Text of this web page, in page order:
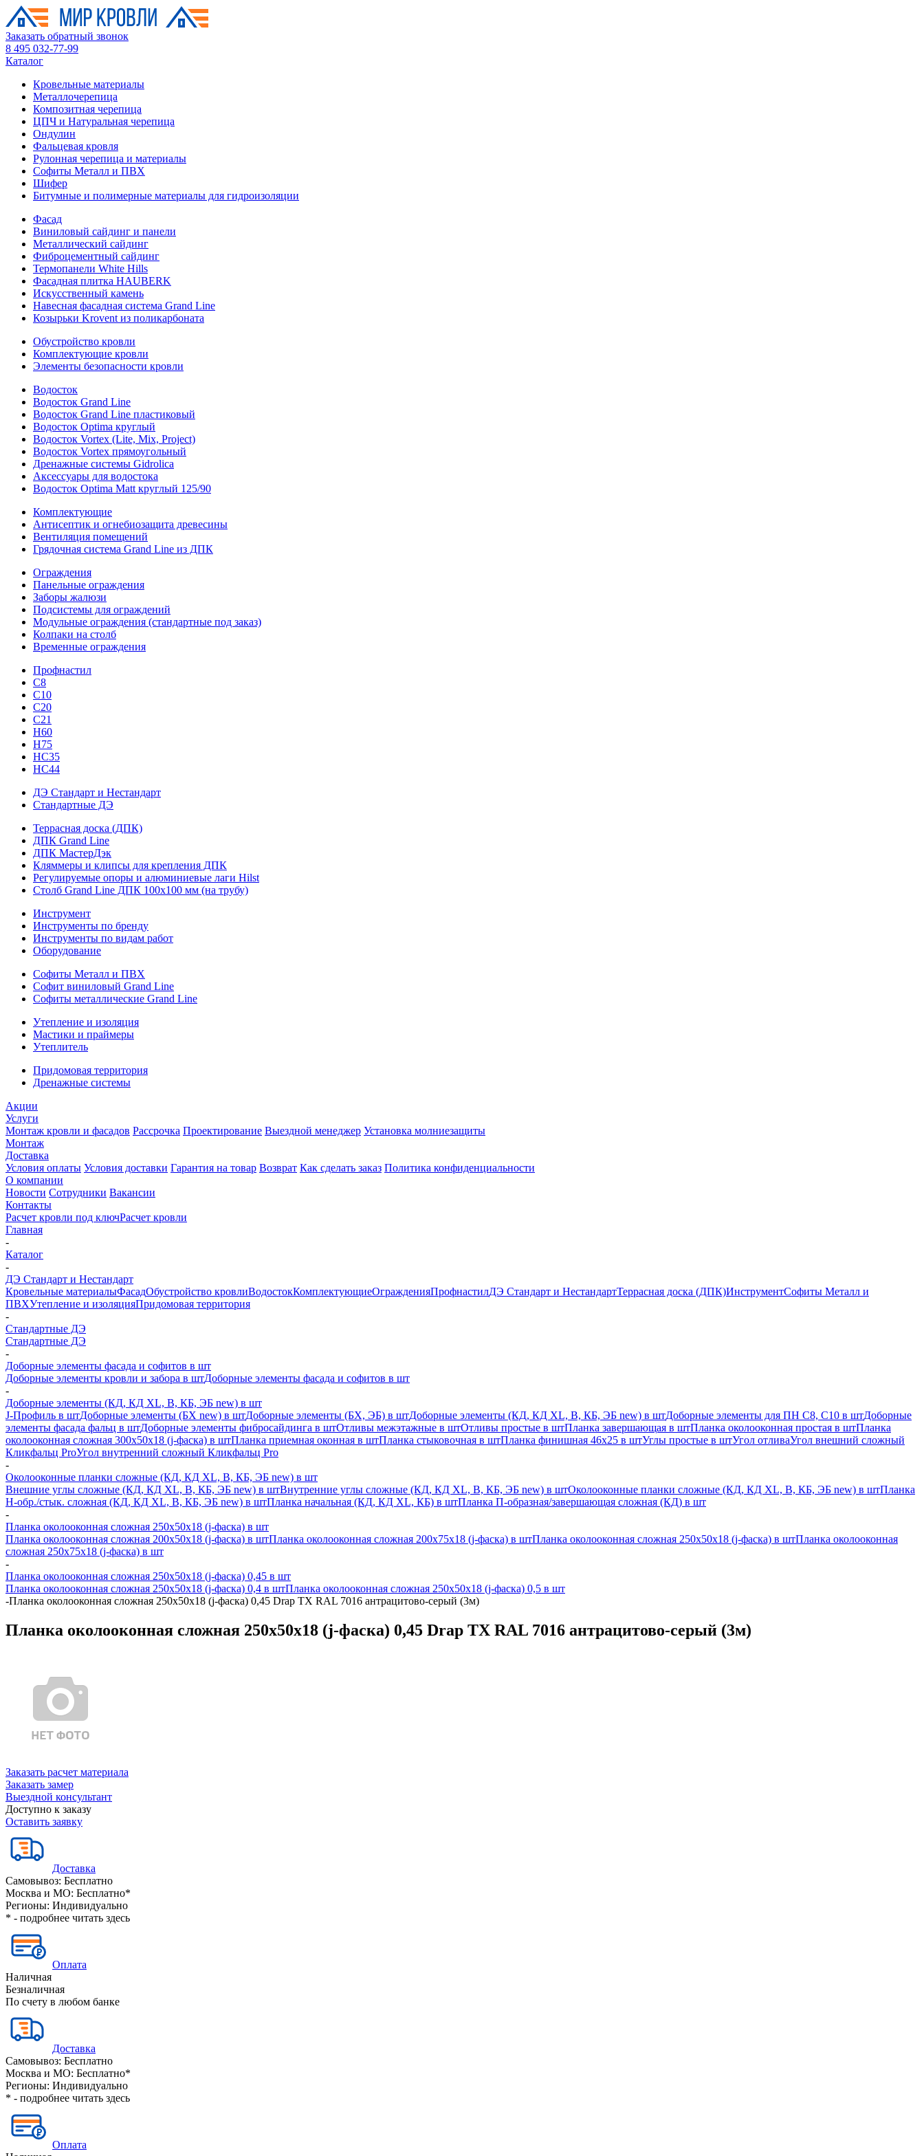
Заказать обратный звонок
8 495 032-77-99
Каталог
Кровельные материалы
Металлочерепица
Композитная черепица
ЦПЧ и Натуральная черепица
Ондулин
Фальцевая кровля
Рулонная черепица и материалы
Софиты Металл и ПВХ
Шифер
Битумные и полимерные материалы для гидроизоляции
Фасад
Виниловый сайдинг и панели
Металлический сайдинг
Фиброцементный сайдинг
Термопанели White Hills
Фасадная плитка HAUBERK
Искусственный камень
Навесная фасадная система Grand Line
Козырьки Krovent из поликарбоната
Обустройство кровли
Комплектующие кровли
Элементы безопасности кровли
Водосток
Водосток Grand Line
Водосток Grand Line пластиковый
Водосток Optima круглый
Водосток Vortex (Lite, Mix, Project)
Водосток Vortex прямоугольный
Дренажные системы Gidrolica
Аксессуары для водостока
Водосток Optima Matt круглый 125/90
Комплектующие
Антисептик и огнебиозащита древесины
Вентиляция помещений
Грядочная система Grand Line из ДПК
Ограждения
Панельные ограждения
Заборы жалюзи
Подсистемы для ограждений
Модульные ограждения (стандартные под заказ)
Колпаки на столб
Временные ограждения
Профнастил
С8
С10
С20
С21
H60
H75
HС35
НС44
ДЭ Стандарт и Нестандарт
Стандартные ДЭ
Террасная доска (ДПК)
ДПК Grand Line
ДПК МастерДэк
Кляммеры и клипсы для крепления ДПК
Регулируемые опоры и алюминиевые лаги Hilst
Столб Grand Line ДПК 100х100 мм (на трубу)
Инструмент
Инструменты по бренду
Инструменты по видам работ
Оборудование
Софиты Металл и ПВХ
Софит виниловый Grand Line
Софиты металлические Grand Line
Утепление и изоляция
Мастики и праймеры
Утеплитель
Придомовая территория
Дренажные системы
Акции
Услуги
Монтаж кровли и фасадов Рассрочка Проектирование Выездной менеджер Установка молниезащиты
Монтаж
Доставка
Условия оплаты Условия доставки Гарантия на товар Возврат Как сделать заказ Политика конфиденциальности
О компании
Новости Сотрудники Вакансии
Контакты
Расчет кровли под ключРасчет кровли
Главная
-
Каталог
-
ДЭ Стандарт и Нестандарт
Кровельные материалыФасадОбустройство кровлиВодостокКомплектующиеОгражденияПрофнастилДЭ Стандарт и НестандартТеррасная доска (ДПК)ИнструментСофиты Металл и
ПВХУтепление и изоляцияПридомовая территория
-
Стандартные ДЭ
Стандартные ДЭ
-
Доборные элементы фасада и софитов в шт
Доборные элементы кровли и забора в штДоборные элементы фасада и софитов в шт
-
Доборные элементы (КД, КД XL, В, КБ, ЭБ new) в шт
J-Профиль в штДоборные элементы (БХ new) в штДоборные элементы (БХ, ЭБ) в штДоборные элементы (КД, КД XL, В, КБ, ЭБ new) в штДоборные элементы для ПН С8, С10 в штДоборные
элементы фасада фальц в штДоборные элементы фибросайдинга в штОтливы межэтажные в штОтливы простые в штПланка завершающая в штПланка околооконная простая в штПланка
околооконная сложная 300х50х18 (j-фаска) в штПланка приемная оконная в штПланка стыковочная в штПланка финишная 46х25 в штУглы простые в штУгол отливаУгол внешний сложный
Кликфальц ProУгол внутренний сложный Кликфальц Pro
-
Околооконные планки сложные (КД, КД XL, В, КБ, ЭБ new) в шт
Внешние углы сложные (КД, КД XL, В, КБ, ЭБ new) в штВнутренние углы сложные (КД, КД XL, В, КБ, ЭБ new) в штОколооконные планки сложные (КД, КД XL, В, КБ, ЭБ new) в штПланка
H-обр./стык. сложная (КД, КД XL, В, КБ, ЭБ new) в штПланка начальная (КД, КД XL, КБ) в штПланка П-образная/завершающая сложная (КД) в шт
-
Планка околооконная сложная 250х50х18 (j-фаска) в шт
Планка околооконная сложная 200х50х18 (j-фаска) в штПланка околооконная сложная 200х75х18 (j-фаска) в штПланка околооконная сложная 250х50х18 (j-фаска) в штПланка околооконная
сложная 250х75х18 (j-фаска) в шт
-
Планка околооконная сложная 250х50х18 (j-фаска) 0,45 в шт
Планка околооконная сложная 250х50х18 (j-фаска) 0,4 в штПланка околооконная сложная 250х50х18 (j-фаска) 0,5 в шт
-Планка околооконная сложная 250х50х18 (j-фаска) 0,45 Drap TX RAL 7016 антрацитово-серый (3м)
Планка околооконная сложная 250х50х18 (j-фаска) 0,45 Drap TX RAL 7016 антрацитово-серый (3м)
Заказать расчет материала
Заказать замер
Выездной консультант
Доступно к заказу
Оставить заявку
Доставка
Самовывоз: Бесплатно
Москва и МО: Бесплатно*
Регионы: Индивидуально
* - подробнее читать здесь
Оплата
Наличная
Безналичная
По счету в любом банке
Доставка
Самовывоз: Бесплатно
Москва и МО: Бесплатно*
Регионы: Индивидуально
* - подробнее читать здесь
Оплата